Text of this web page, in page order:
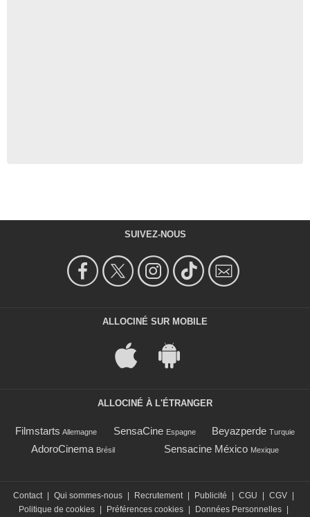
SUIVEZ-NOUS
ALLOCINÉ SUR MOBILE
ALLOCINÉ À L'ÉTRANGER
Filmstarts Allemagne SensaCine Espagne Beyazperde Turquie
AdoroCinema Brésil Sensacine México Mexique
Contact Qui sommes-nous Recrutement Publicité CGU CGV
Politique de cookies
Préférences cookies Données Personnelles